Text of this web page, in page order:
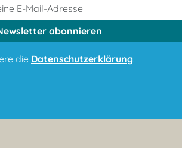
abonnieren
die Datenschutzerklärung.